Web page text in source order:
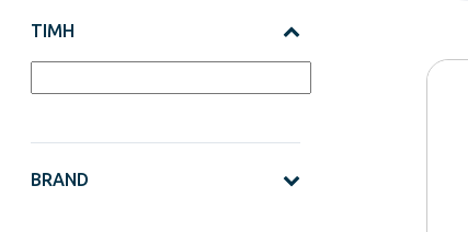
ΤΙΜΉ
BRAND